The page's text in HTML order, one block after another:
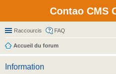
Contao CMS
Raccourcis FAQ
Accueil du forum
Information